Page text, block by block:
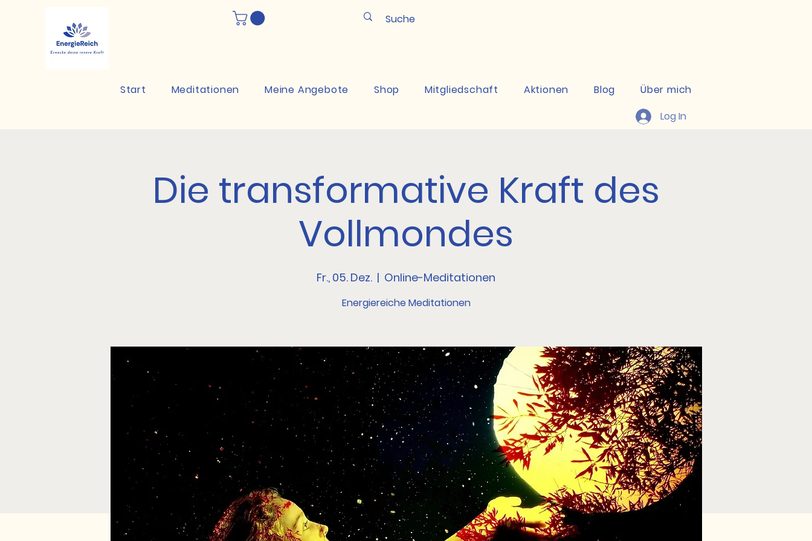
Start Meditationen Meine Angebote Shop Mitgliedschaft Aktionen Blog
Über mich
Log In
Die transformative Kraft des
Vollmondes
Fr., 05. Dez.
  |
Online-Meditationen
Energiereiche Meditationen